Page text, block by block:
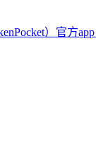
）官方